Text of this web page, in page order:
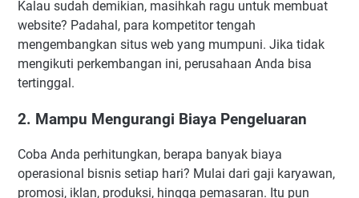
Kalau sudah demikian, masihkah ragu untuk membuat
website? Padahal, para kompetitor tengah
mengembangkan situs web yang mumpuni. Jika tidak
mengikuti perkembangan ini, perusahaan Anda bisa
tertinggal.
2. Mampu Mengurangi Biaya Pengeluaran
Coba Anda perhitungkan, berapa banyak biaya
operasional bisnis setiap hari? Mulai dari gaji karyawan,
promosi, iklan, produksi, hingga pemasaran. Itu pun